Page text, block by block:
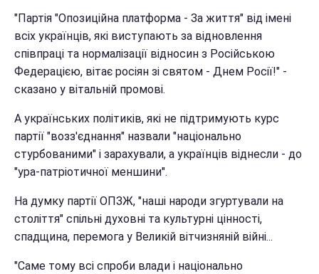
"Партія "Опозиційна платформа - За життя" від імені
всіх українців, які виступають за відновлення
співпраці та нормалізації відносин з Російською
Федерацією, вітає росіян зі святом - Днем Росії!" -
сказано у вітальній промові.
А українських політиків, які не підтримують курс
партії "возз'єднання" назвали "національно
стурбованими" і зарахували, а українців віднесли - до
"ура-патріотичної меншини".
На думку партії ОПЗЖ, "наші народи згуртували на
століття" спільні духовні та культурні цінності,
спадщина, перемога у Великій вітчизняній війні...
"Саме тому всі спроби влади і національно